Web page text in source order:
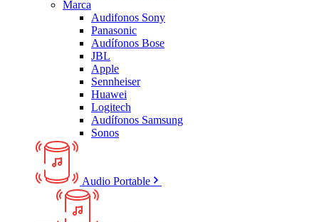
Marca
Audifonos Sony
Panasonic
Audífonos Bose
JBL
Apple
Sennheiser
Huawei
Logitech
Audífonos Samsung
Sonos
Audio Portable